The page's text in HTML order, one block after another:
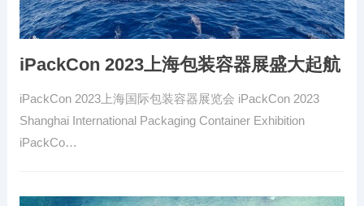
iPackCon 2023上海包装容器展盛大起航
iPackCon 2023上海国际包装容器展览会 iPackCon 2023
Shanghai International Packaging Container Exhibition
iPackCo…